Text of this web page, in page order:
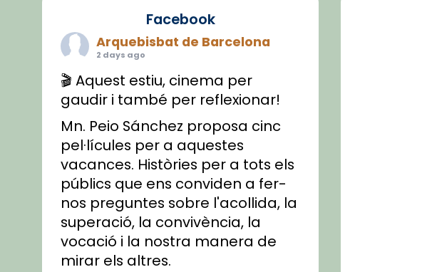
Facebook
Arquebisbat de Barcelona
2 days ago
🎬 Aquest estiu, cinema per
gaudir i també per reflexionar!
Mn. Peio Sánchez proposa cinc
pel·lícules per a aquestes
vacances. Històries per a tots els
públics que ens conviden a fer-
nos preguntes sobre l'acollida, la
superació, la convivència, la
vocació i la nostra manera de
mirar els altres.